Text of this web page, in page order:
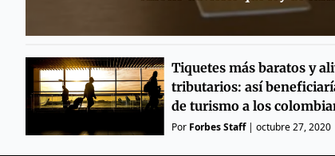
Tiquetes más baratos y
tributarios: así
de turismo a los
Por Forbes Staff| octubre 27, 2020